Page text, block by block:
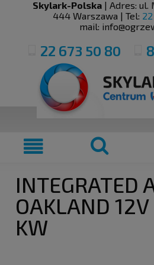
Skylark-Polska | Adres: ul.
444 Warszawa | Tel:
mail:
22 673 50 80
INTEGRATED
OAKLAND
KW